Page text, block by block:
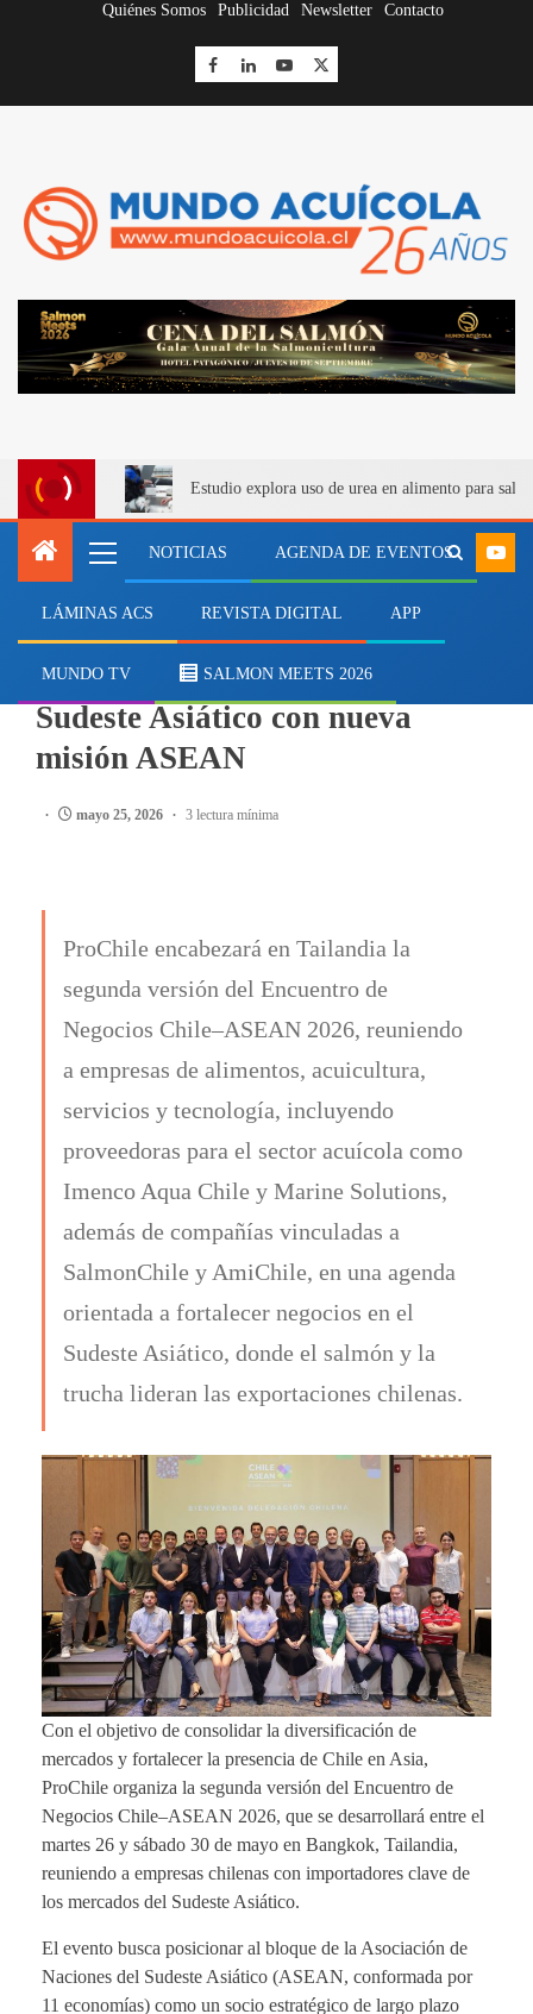
Quiénes Somos Publicidad Newsletter Contacto
Estudio explora uso de urea en alimento para
NOTICIAS AGENDA DE EVENTOS
LÁMINAS ACS REVISTA DIGITAL APP
MUNDO TV SALMON MEETS 2026
ProChile impulsa negocios en
Sudeste Asiático con nueva
misión ASEAN
mayo 25, 2026 3 lectura mínima
ProChile encabezará en Tailandia la
segunda versión del Encuentro de
Negocios Chile–ASEAN 2026, reuniendo
a empresas de alimentos, acuicultura,
servicios y tecnología, incluyendo
proveedoras para el sector acuícola como
Imenco Aqua Chile y Marine Solutions,
además de compañías vinculadas a
SalmonChile y AmiChile, en una agenda
orientada a fortalecer negocios en el
Sudeste Asiático, donde el salmón y la
trucha lideran las exportaciones chilenas.
Con el objetivo de consolidar la diversificación de
mercados y fortalecer la presencia de Chile en Asia,
ProChile organiza la segunda versión del Encuentro de
Negocios Chile–ASEAN 2026, que se desarrollará entre el
martes 26 y sábado 30 de mayo en Bangkok, Tailandia,
reuniendo a empresas chilenas con importadores clave de
los mercados del Sudeste Asiático.
El evento busca posicionar al bloque de la Asociación de
Naciones del Sudeste Asiático (ASEAN, conformada por
11 economías) como un socio estratégico de largo plazo